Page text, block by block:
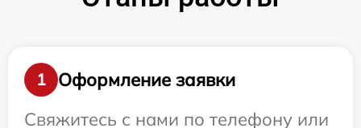
1
Оформление заявки
Свяжитесь с нами по телефону или